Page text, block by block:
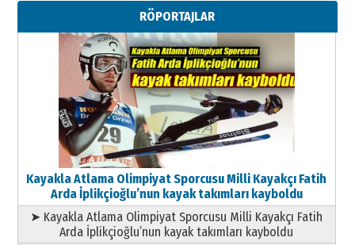
Metin Külünk: Aileyi Korumak
Geleceği Korumaktır
11 Mayıs 2026 Pazartesi
RÖPORTAJLAR
Kayakla Atlama Olimpiyat Sporcusu Milli Kayakçı Fatih
Arda İplikçioğlu’nun kayak takımları kayboldu
➤ Kayakla Atlama Olimpiyat Sporcusu Milli Kayakçı Fatih
Arda İplikçioğlu’nun kayak takımları kayboldu